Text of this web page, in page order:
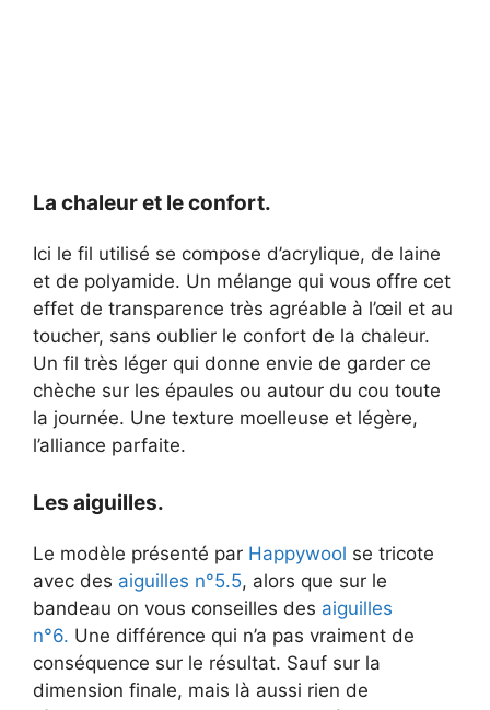
La chaleur et le confort.
Ici le fil utilisé se compose d’acrylique, de laine
et de polyamide. Un mélange qui vous offre cet
effet de transparence très agréable à l’œil et au
toucher, sans oublier le confort de la chaleur.
Un fil très léger qui donne envie de garder ce
chèche sur les épaules ou autour du cou toute
la journée. Une texture moelleuse et légère,
l’alliance parfaite.
Les aiguilles.
Le modèle présenté par Happywool se tricote
avec des aiguilles n°5.5, alors que sur le
bandeau on vous conseilles des aiguilles
n°6. Une différence qui n’a pas vraiment de
conséquence sur le résultat. Sauf sur la
dimension finale, mais là aussi rien de